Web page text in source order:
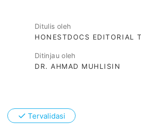
Ditulis oleh
HONESTDOCS EDITORIAL
Ditinjau oleh
DR. AHMAD MUHLISIN
✓ Tervalidasi